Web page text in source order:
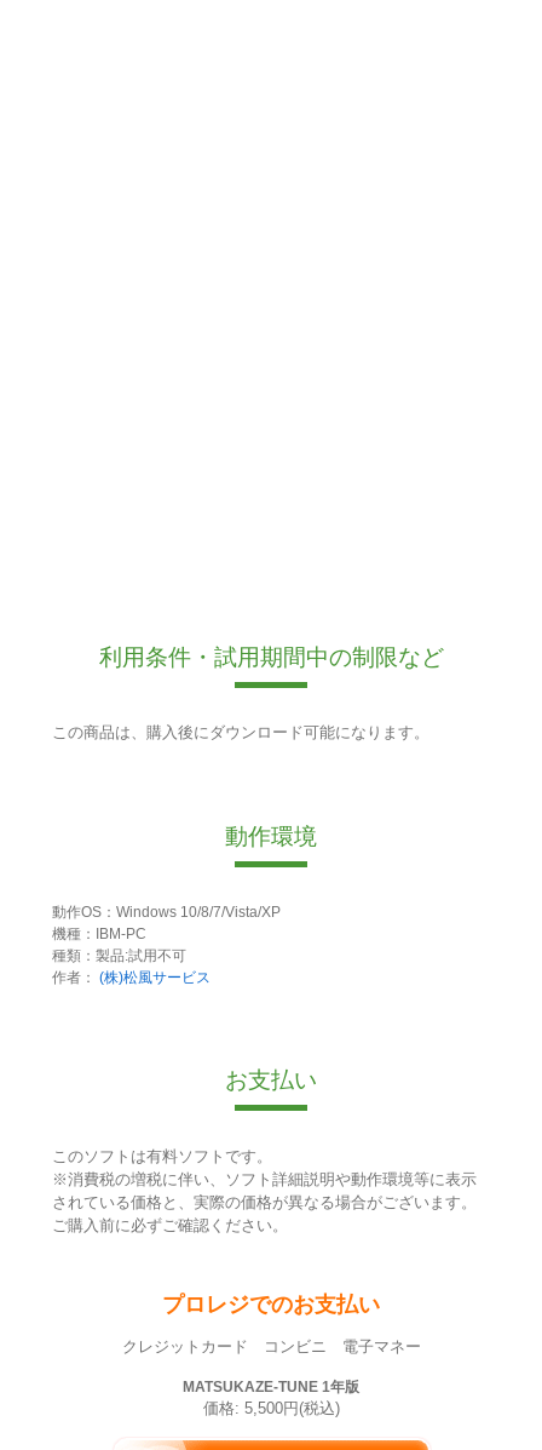
利用条件・試用期間中の制限など
この商品は、購入後にダウンロード可能になります。
動作環境
動作OS：Windows 10/8/7/Vista/XP
機種：IBM-PC
種類：製品:試用不可
作者： (株)松風サービス
お支払い
このソフトは有料ソフトです。
※消費税の増税に伴い、ソフト詳細説明や動作環境等に表示
されている価格と、実際の価格が異なる場合がございます。
ご購入前に必ずご確認ください。
プロレジでのお支払い
クレジットカード コンビニ 電子マネー
MATSUKAZE-TUNE 1年版
価格: 5,500円(税込)